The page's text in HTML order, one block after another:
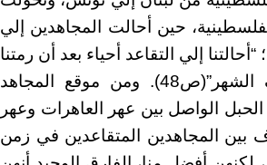
حين أحالت المجاهدين إلي
إلي التقاعد أحياء بعد أن رمتنا
سابقًا علي رصيف الموتي الأحياء..بالكاد نكمل نصف الشهر”(ص48). ومن موقع المجاهد
الواصل بين عهر العاهرات وعهر
بين المجاهدين المتقاعدين في زمن